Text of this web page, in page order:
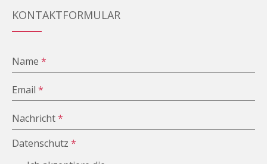
KONTAKTFORMULAR
Name*
Email*
Nachricht*
Datenschutz*